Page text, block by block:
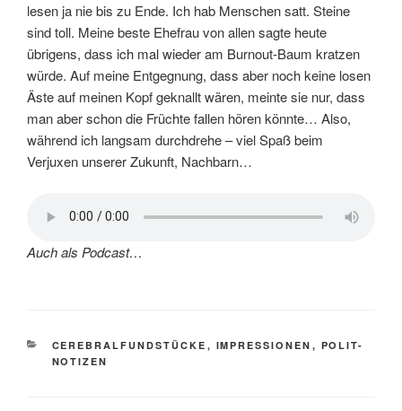
lesen ja nie bis zu Ende. Ich hab Menschen satt. Steine
sind toll. Meine beste Ehefrau von allen sagte heute
übrigens, dass ich mal wieder am Burnout-Baum kratzen
würde. Auf meine Entgegnung, dass aber noch keine losen
Äste auf meinen Kopf geknallt wären, meinte sie nur, dass
man aber schon die Früchte fallen hören könnte… Also,
während ich langsam durchdrehe – viel Spaß beim
Verjuxen unserer Zukunft, Nachbarn…
Auch als Podcast…
KATEGORIEN
CEREBRALFUNDSTÜCKE , IMPRESSIONEN , POLIT-
NOTIZEN